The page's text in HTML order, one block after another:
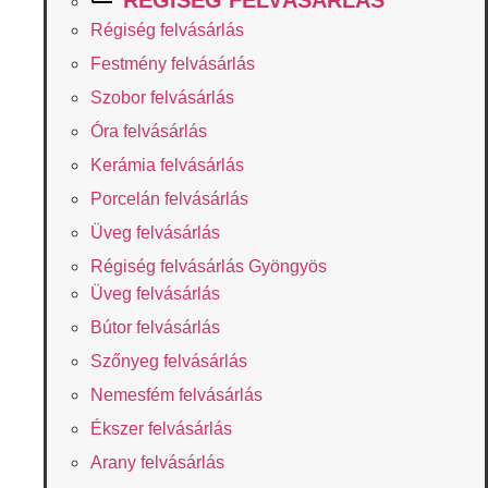
Régiség felvásárlás
Festmény felvásárlás
Szobor felvásárlás
Óra felvásárlás
Kerámia felvásárlás
Porcelán felvásárlás
Üveg felvásárlás
Régiség felvásárlás Gyöngyös
Üveg felvásárlás
Bútor felvásárlás
Szőnyeg felvásárlás
Nemesfém felvásárlás
Ékszer felvásárlás
Arany felvásárlás